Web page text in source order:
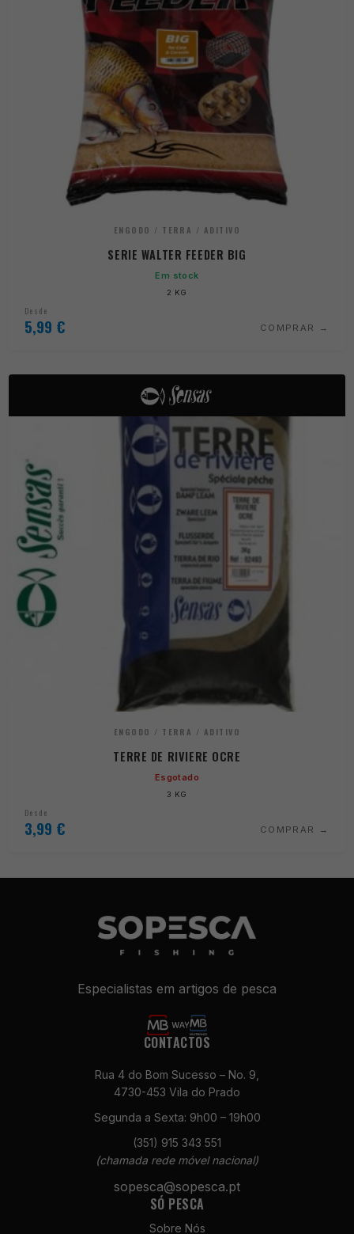
ENGODO / TERRA / ADITIVO
SERIE WALTER FEEDER BIG
Em stock
2 KG
Desde
5,99 € COMPRAR
ENGODO / TERRA / ADITIVO
TERRE DE RIVIERE OCRE
Esgotado
3 KG
Desde
3,99 € COMPRAR
Especialistas em artigos de pesca
CONTACTOS
Rua 4 do Bom Sucesso – No. 9,
4730-453 Vila do Prado
Segunda a Sexta: 9h00 – 19h00
(351) 915 343 551
(chamada rede móvel nacional)
sopesca@sopesca.pt
SÓ PESCA
Sobre Nós
Necessários
Estes cookies
não são
necessários
para o
do site.